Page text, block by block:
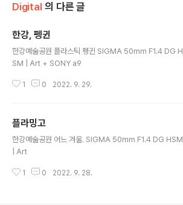
Digital 의 다른 글
한강, 펭귄
한강예술공원 플라스틱 펭귄 SIGMA 50mm F1.4 DG H
SM | Art + SONY a9
1 0 2022. 9. 29.
플라밍고
한강예술공원 어느 겨울. SIGMA 50mm F1.4 DG HSM
| Art
1 0 2022. 9. 28.